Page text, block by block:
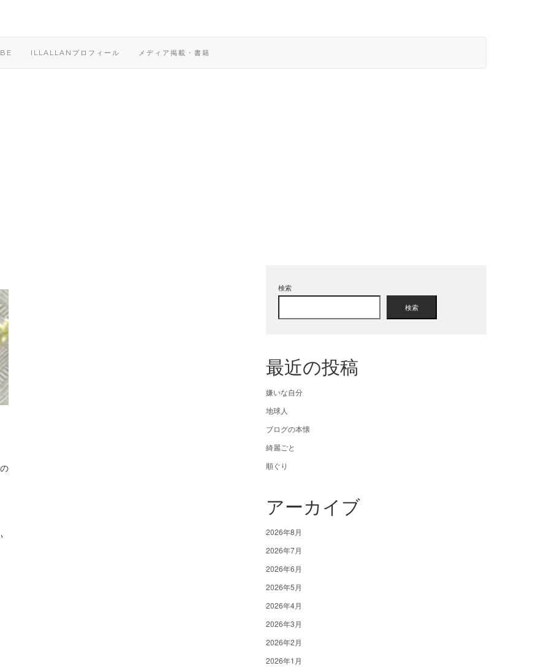
ILLALLANプロフィール メディア掲載・書籍
検索
検索
最近の投稿
嫌いな自分
地球人
ブログの本懐
綺麗ごと
順ぐり
アーカイブ
2026年8月
2026年7月
2026年6月
2026年5月
2026年4月
2026年3月
2026年2月
2026年1月